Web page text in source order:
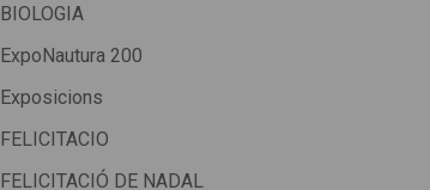
BIOLOGIA
ExpoNautura 200
Exposicions
FELICITACIO
FELICITACIÓ DE NADAL